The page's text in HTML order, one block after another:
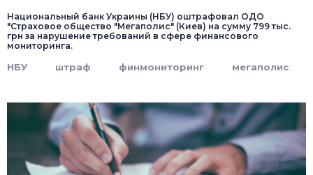
Национальный банк Украины (НБУ) оштрафовал ОДО
"Страховое общество "Мегаполис" (Киев) на сумму 799 тыс.
грн за нарушение требований в сфере финансового
мониторинга.
НБУ штраф финмониторинг мегаполис